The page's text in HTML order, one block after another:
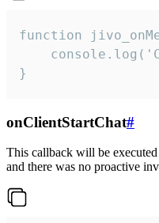
function
}
onClientStartChat#
This callback will be
and there was no proactive